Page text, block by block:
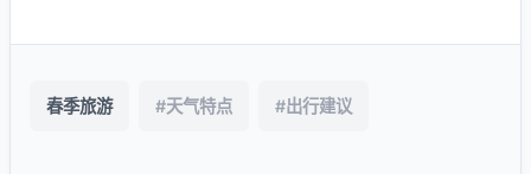
春季旅游 #天气特点 #出行建议